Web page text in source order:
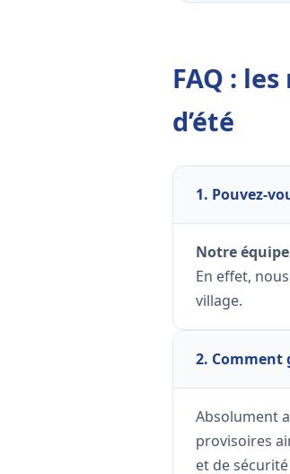
FAQ :
d’été
1. Pouvez-
Notre équipe
En effet,
village.
2. Comment
Absolument
provisoires
et de